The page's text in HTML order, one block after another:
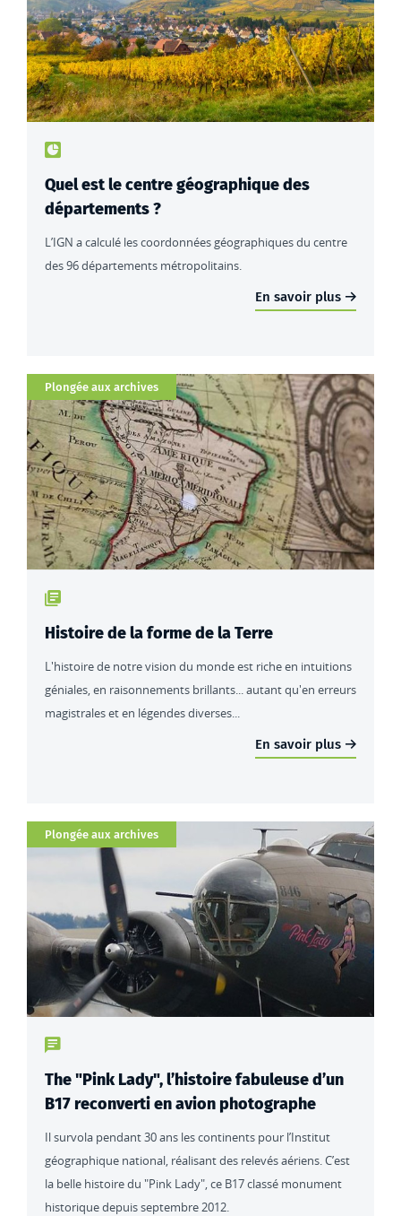
Type de contenu : actualités
Quel est le centre géographique des
départements ?
L’IGN a calculé les coordonnées géographiques du centre
des 96 départements métropolitains.
En savoir plus
Catégorie
Plongée aux archives
Type de contenu : actualités
Histoire de la forme de la Terre
L'histoire de notre vision du monde est riche en intuitions
géniales, en raisonnements brillants... autant qu'en erreurs
magistrales et en légendes diverses...
En savoir plus
Catégorie
Plongée aux archives
Type de contenu : actualités
The "Pink Lady", l’histoire fabuleuse d’un
B17 reconverti en avion photographe
Il survola pendant 30 ans les continents pour l’Institut
géographique national, réalisant des relevés aériens. C’est
la belle histoire du "Pink Lady", ce B17 classé monument
historique depuis septembre 2012.